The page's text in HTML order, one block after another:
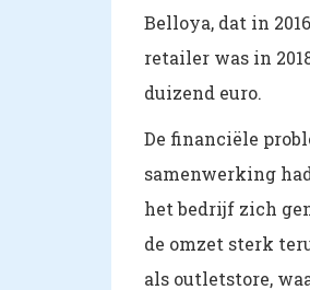
Belloya, dat in
retailer was in
duizend euro.
De financiële
samenwerking
het bedrijf zich
de omzet sterk
als outletstore,